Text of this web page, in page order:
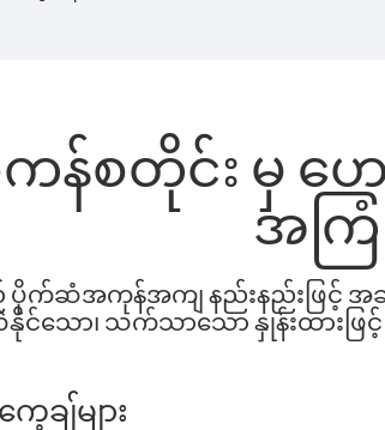
န်စတိုင်း မှ ဟ
အကြံ
ပိုက်ဆံအကုန်အကျ နည်းနည်းဖြင့် အ
နိုင်သော၊ သက်သာသော နှုန်းထားဖ
ချ်များ